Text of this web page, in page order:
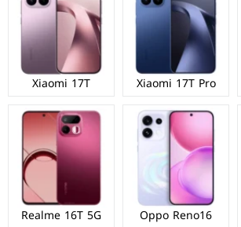
Xiaomi 17T Pro
Xiaomi 17T
Oppo Reno16
Realme 16T 5G